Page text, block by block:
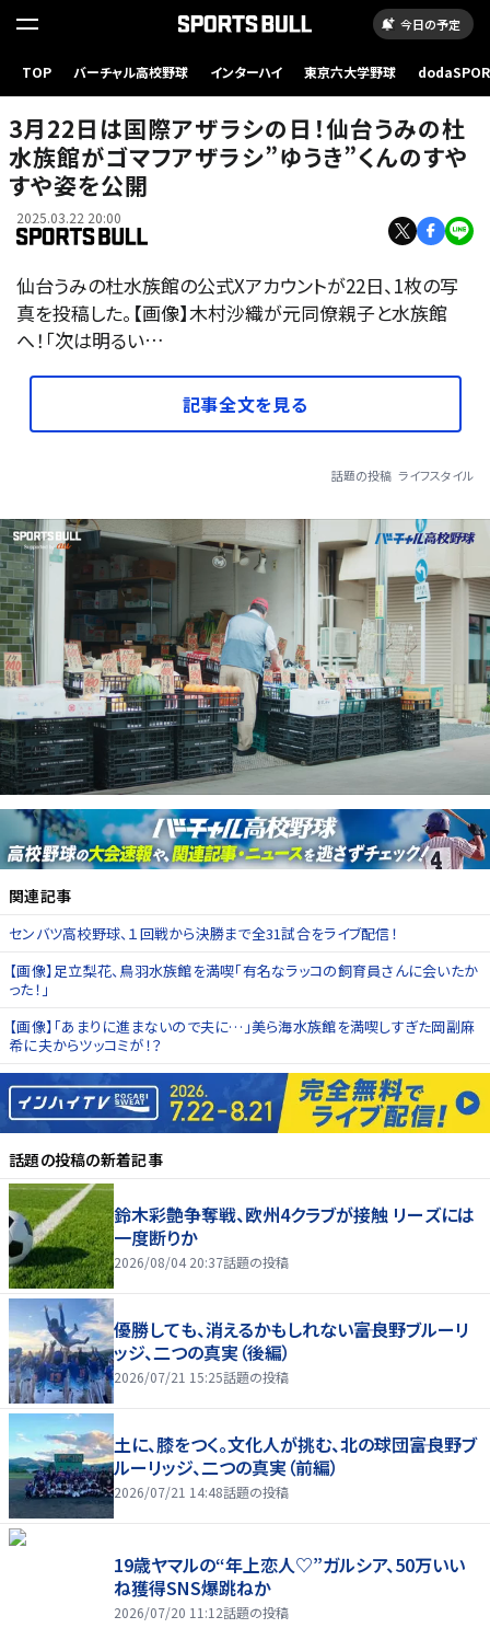
今日の予定
TOP バーチャル高校野球 インターハイ 東京六大学野球
3月22日は国際アザラシの日！仙台うみの杜
水族館がゴマフアザラシ”ゆうき”くんのすや
すや姿を公開
2025.03.22 20:00
仙台うみの杜水族館の公式Xアカウントが22日、1枚の写
真を投稿した。【画像】木村沙織が元同僚親子と水族館
へ！「次は明るい…
記事全文を見る
話題の投稿 ライフスタイル
関連記事
センバツ高校野球、１回戦から決勝まで全31試合をライブ配信！
【画像】足立梨花、鳥羽水族館を満喫「有名なラッコの飼育員さんに会いたか
った！」
【画像】「あまりに進まないので夫に…」美ら海水族館を満喫しすぎた岡副麻
希に夫からツッコミが！？
話題の投稿の新着記事
鈴木彩艶争奪戦、欧州4クラブが接触 リーズには
一度断りか
2026/08/04 20:37話題の投稿
優勝しても、消えるかもしれない――富良野ブルーリ
ッジ、二つの真実（後編）
2026/07/21 15:25話題の投稿
土に、膝をつく。文化人が挑む、北の球団――富良野ブ
ルーリッジ、二つの真実（前編）
2026/07/21 14:48話題の投稿
19歳ヤマルの“年上恋人♡”ガルシア、50万いい
ね獲得SNS爆跳ねか
2026/07/20 11:12話題の投稿